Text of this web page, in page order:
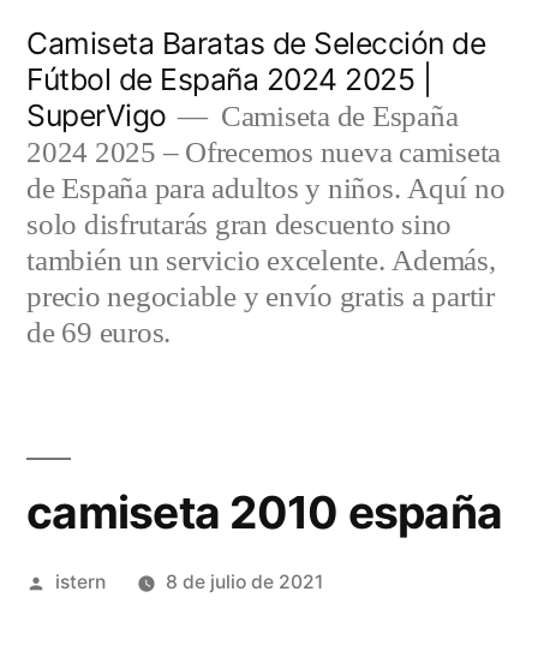
contenido
Camiseta Baratas de Selección de
Fútbol de España 2024 2025 |
SuperVigo
Camiseta de España
2024 2025 – Ofrecemos nueva camiseta
de España para adultos y niños. Aquí no
solo disfrutarás gran descuento sino
también un servicio excelente. Además,
precio negociable y envío gratis a partir
de 69 euros.
camiseta 2010 españa
Publicado
istern 8 de julio de 2021